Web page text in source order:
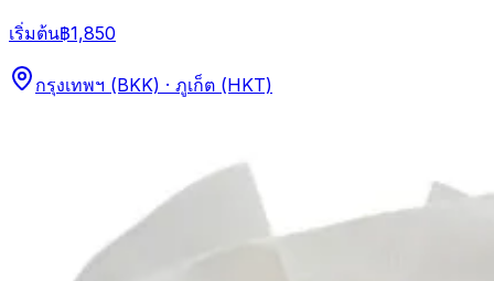
เริ่มต้น฿1,850
กรุงเทพฯ (BKK) · ภูเก็ต (HKT)